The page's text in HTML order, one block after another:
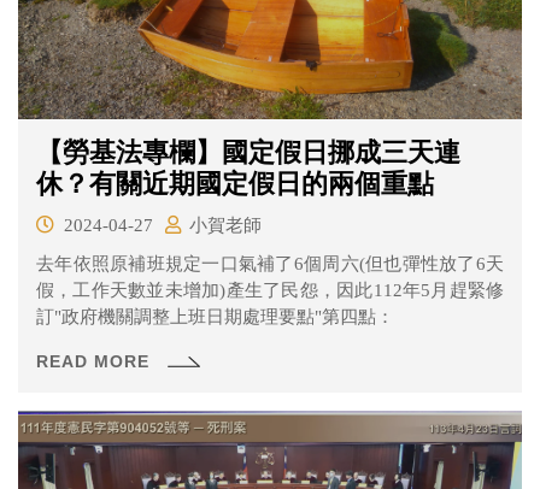
【勞基法專欄】國定假日挪成三天連
休？有關近期國定假日的兩個重點
2024-04-27
小賀老師
去年依照原補班規定一口氣補了6個周六(但也彈性放了6天
假，工作天數並未增加)產生了民怨，因此112年5月趕緊修
訂"政府機關調整上班日期處理要點"第四點：
READ MORE